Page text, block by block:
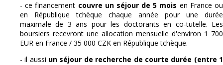
- ce financement couvre un séjour de 5 mois en France ou
en République tchèque chaque année pour une durée
maximale de 3 ans pour les doctorants en co-tutelle. Les
boursiers recevront une allocation mensuelle d'environ 1 700
EUR en France / 35 000 CZK en République tchèque.
- il aussi un séjour de recherche de courte durée (entre 1